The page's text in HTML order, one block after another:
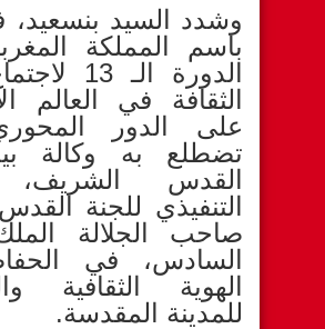
وشدد السيد بنسعيد،
باسم المملكة
الدورة الـ
الثقافة في العالم
على الدور
تضطلع به وكالة
القدس الشريف،
التنفيذي للجنة
صاحب الجلالة
السادس، في
الهوية الثقافية
للمدينة المقدسة.